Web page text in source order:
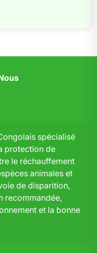
spécialisé
protection de
le réchauffement
animales et
de disparition,
recommandée,
et la bonne